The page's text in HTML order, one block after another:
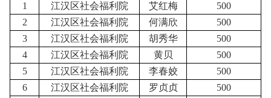
1 江汉区社会福利院 艾红梅
500
2
江汉区社会福利院 何满欣
500
3
江汉区社会福利院 胡秀华
500
4
江汉区社会福利院 黄贝
500
5
江汉区社会福利院 李春姣
500
6
江汉区社会福利院 罗贞贞 500